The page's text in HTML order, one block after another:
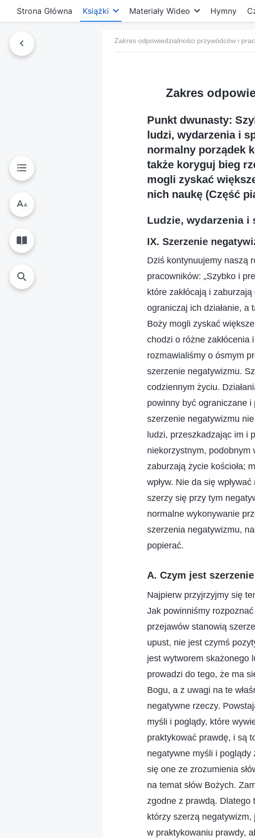
Strona Główna Książki Materiały Wideo Hymny
Zakres odpowiedzialności przywódców i
Zakres
Punkt dwunasty:
ludzi, wydarzenia i
normalny porządek
także koryguj bieg
mogli zyskać
nich naukę (Część
Ludzie, wydarzenia i
IX. Szerzenie
Dziś kontynuujemy naszą
pracowników: „Szybko i
które zakłócają i
ograniczaj ich działanie,
Boży mogli zyskać
chodzi o różne zakłócenia
rozmawialiśmy o ósmym
szerzenie negatywizmu.
codziennym życiu.
powinny być ograniczane i
szerzenie negatywizmu
ludzi, przeszkadzając im i
niekorzystnym, podobnym
zaburzają życie kościoła;
wpływ. Nie da się
szerzy się przy tym
normalne wykonywanie
szerzenia negatywizmu,
popierać.
A. Czym jest
Najpierw przyjrzyjmy się
Jak powinniśmy
przejawów stanowią
upust, nie jest czymś
jest wytworem skażonego
prowadzi do tego, że ma
Bogu, a z uwagi na te
negatywne rzeczy.
myśli i poglądy, które
praktykować prawdę, i są
negatywne myśli i poglądy
się one ze zrozumienia
na temat słów Bożych.
zgodne z prawdą. Dlatego
którzy szerzą
w praktykowaniu prawdy,